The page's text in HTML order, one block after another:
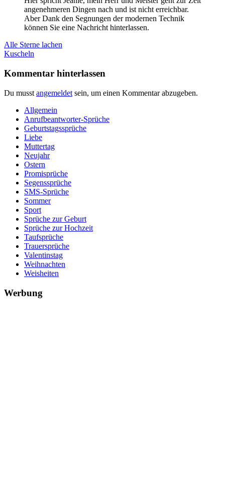
angenehmeren Dingen nach und ist nicht erreichbar.
Aber Dank den Segnungen der modernen Technik
können Sie eine Nachricht hinterlassen.
Beitragsnavigation
Vorheriger
Beitrag:
Alle Sterne lachen
Nächster
Kuscheln
Kommentar hinterlassen
Du musst angemeldet sein, um einen Kommentar abzugeben.
Allgemein
Anrufbeantworter-Sprüche
Geburtstagssprüche
Liebe
Muttertag
Neujahr
Ostern
Promisprüche
Segenssprüche
SMS-Sprüche
Sommer
Sport
Sprüche zur Geburt
Sprüche zur Hochzeit
Taufsprüche
Trauersprüche
Valentinstag
Weihnachten
Weisheiten
Werbung